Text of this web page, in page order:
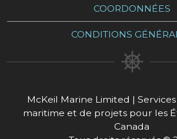
COORDONNÉES
CONDITIONS
McKeil Marine Limited |
maritime et de projets pour les
Canada